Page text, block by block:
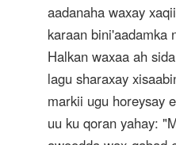
aadanaha waxay
karaan bini'aadamka
Halkan waxaa ah
lagu sharaxay
markii ugu horeysay
uu ku qoran yahay: